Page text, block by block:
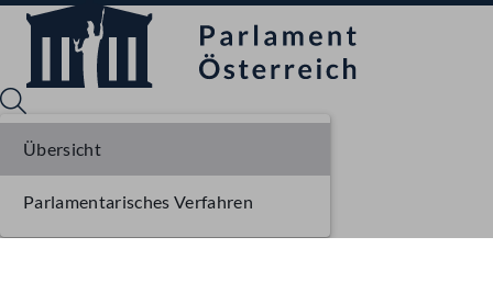
Übersicht
Parlamentarisches Verfahren